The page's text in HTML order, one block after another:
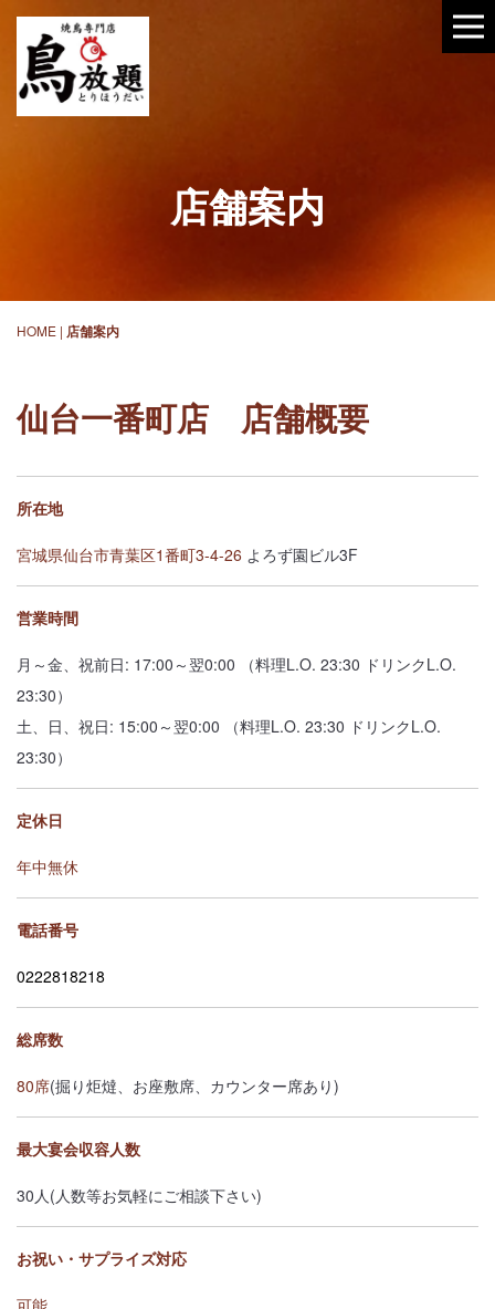
店舗案内
HOME | 店舗案内
仙台一番町店 店舗概要
所在地
宮城県仙台市青葉区1番町3-4-26 よろず園ビル3F
営業時間
月～金、祝前日: 17:00～翌0:00 （料理L.O. 23:30 ドリンクL.O.
23:30）
土、日、祝日: 15:00～翌0:00 （料理L.O. 23:30 ドリンクL.O.
23:30）
定休日
年中無休
電話番号
0222818218
総席数
80席(掘り炬燵、お座敷席、カウンター席あり)
最大宴会収容人数
30人(人数等お気軽にご相談下さい)
お祝い・サプライズ対応